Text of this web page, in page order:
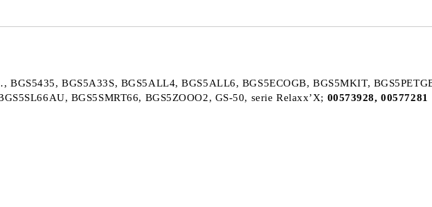
BGS5A33S, BGS5ALL4, BGS5ALL6, BGS5ECOGB, BGS5MKIT,
BGS5SMRT66, BGS5ZOOO2, GS-50, serie Relaxx’X; 00573928, 00577281